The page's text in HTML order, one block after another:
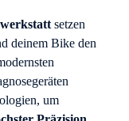
setzen
deinem Bike den
um